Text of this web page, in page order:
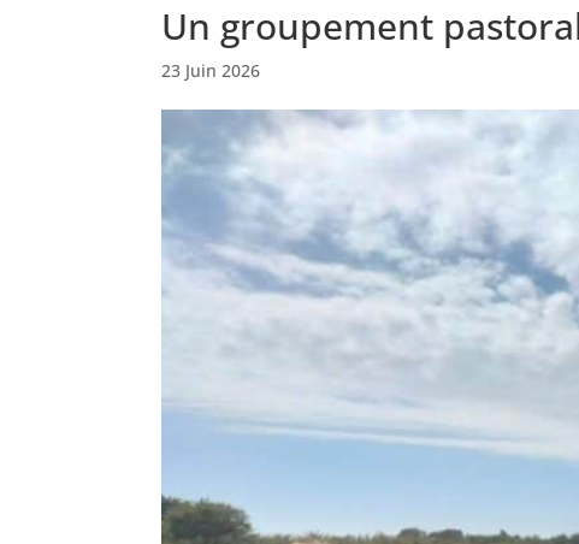
Un groupement
23 Juin 2026